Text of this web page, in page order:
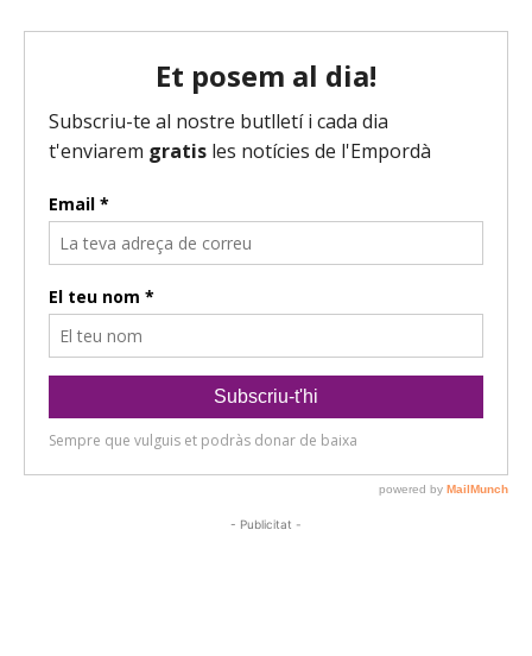
- Publicitat -